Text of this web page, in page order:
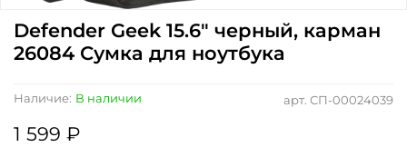
арт. СП-00024039
Наличие: В наличии
Defender Geek 15.6" черный, карман
26084 Сумка для ноутбука
1 599 ₽